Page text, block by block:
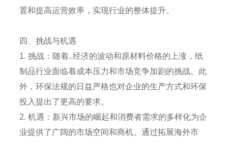
置和提高运营效率，实现行业的整体提升。
四、挑战与机遇
1. 挑战：随着..经济的波动和原材料价格的上涨，纸
制品行业面临着成本压力和市场竞争加剧的挑战。此
外，环保法规的日益严格也对企业的生产方式和环保
投入提出了更高的要求。
2. 机遇：新兴市场的崛起和消费者需求的多样化为企
业提供了广阔的市场空间和商机。通过拓展海外市